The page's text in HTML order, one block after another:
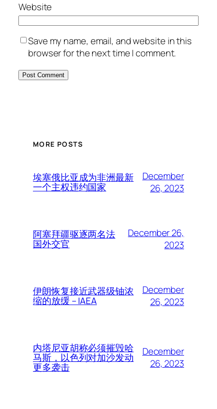
Website
Save my name, email, and website in this
browser for the next time I comment.
MORE POSTS
埃塞俄比亚成为非洲最新
一个主权违约国家
December
26, 2023
阿塞拜疆驱逐两名法
国外交官
December 26,
2023
伊朗恢复接近武器级铀浓
缩的放缓 – IAEA
December
26, 2023
内塔尼亚胡称必须摧毁哈
马斯，以色列对加沙发动
更多袭击
December
26, 2023